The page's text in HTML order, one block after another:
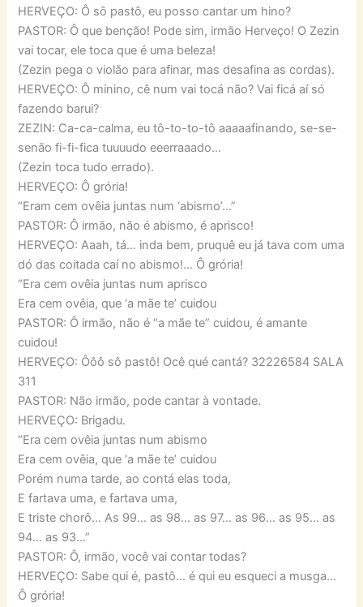
HERVEÇO: Ô sô pastô, eu posso cantar um hino?
PASTOR: Ô que benção! Pode sim, irmão Herveço! O Zezin
vai tocar, ele toca que é uma beleza!
(Zezin pega o violão para afinar, mas desafina as cordas).
HERVEÇO: Ô minino, cê num vai tocá não? Vai ficá aí só
fazendo barui?
ZEZIN: Ca-ca-calma, eu tô-to-to-tô aaaaafinando, se-se-
senão fi-fi-fica tuuuudo eeerraaado…
(Zezin toca tudo errado).
HERVEÇO: Ô grória!
“Eram cem ovêia juntas num ‘abismo’…”
PASTOR: Ô irmão, não é abismo, é aprisco!
HERVEÇO: Aaah, tá… inda bem, pruquê eu já tava com uma
dó das coitada caí no abismo!… Ô grória!
“Era cem ovêia juntas num aprisco
Era cem ovêia, que ‘a mãe te’ cuidou
PASTOR: Ô irmão, não é “a mãe te” cuidou, é amante
cuidou!
HERVEÇO: Ôôô sô pastô! Ocê qué cantá? 32226584 SALA
311
PASTOR: Não irmão, pode cantar à vontade.
HERVEÇO: Brigadu.
“Era cem ovêia juntas num abismo
Era cem ovêia, que ‘a mãe te’ cuidou
Porém numa tarde, ao contá elas toda,
E fartava uma, e fartava uma,
E triste chorô… As 99… as 98… as 97… as 96… as 95… as
94… as 93…”
PASTOR: Ô, irmão, você vai contar todas?
HERVEÇO: Sabe qui é, pastô… é qui eu esqueci a musga…
Ô grória!